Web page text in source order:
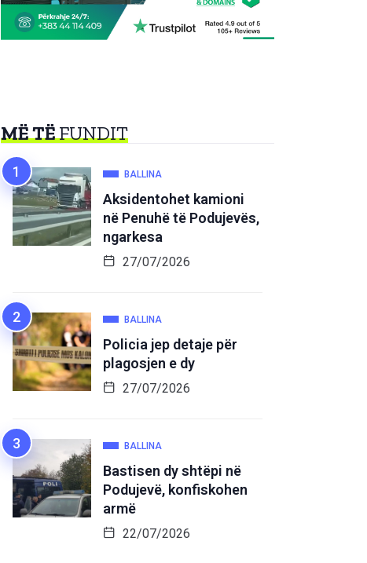
MË TËFUNDIT
BALLINA
Aksidentohet kamioni
në Penuhë të Podujevës,
ngarkesa
27/07/2026
BALLINA
Policia jep detaje për
plagosjen e dy
27/07/2026
BALLINA
Bastisen dy shtëpi në
Podujevë, konfiskohen
armë
22/07/2026